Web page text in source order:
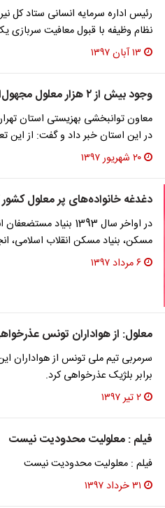
​رئیس اداره سرمایه انسانی ستاد کل
نظام وظیفه با قبول معافیت
۱۳ آبان ۱۳۹۷
وجود بیش از ۲ هزار معلول مجهول‌الهویه در استان تهران
در این استان خبر داد و گفت: از این
۲۰ شهریور ۱۳۹۷
دغدغه‌ خانواده‌های پر معلول
در اواخر سال 1393
مسکن، بنیاد مسکن انقلاب
۶ مرداد ۱۳۹۷
معلول: از هواداران تونس
سرمربی تیم ملی تونس از
برابر بلژیک عذرخواهی کرد.
۲ تیر ۱۳۹۷
فیلم : معلولیت محدودیت نیست
فیلم : معلولیت محدودیت نیست
۳۱ خرداد ۱۳۹۷